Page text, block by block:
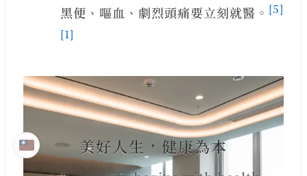
黑便、嘔血、劇烈頭痛要立刻就醫。 [5]
[1]
美好人生，健康為本